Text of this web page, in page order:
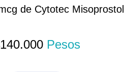
de Cytotec Misoprostol
140.000 Pesos